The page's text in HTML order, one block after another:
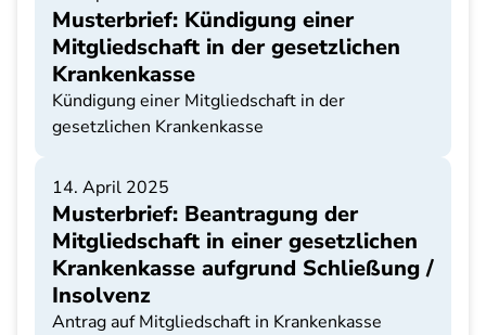
Musterbrief: Kündigung einer
Mitgliedschaft in der gesetzlichen
Krankenkasse
Kündigung einer Mitgliedschaft in der
gesetzlichen Krankenkasse
14. April 2025
Musterbrief: Beantragung der
Mitgliedschaft in einer gesetzlichen
Krankenkasse aufgrund Schließung /
Insolvenz
Antrag auf Mitgliedschaft in Krankenkasse